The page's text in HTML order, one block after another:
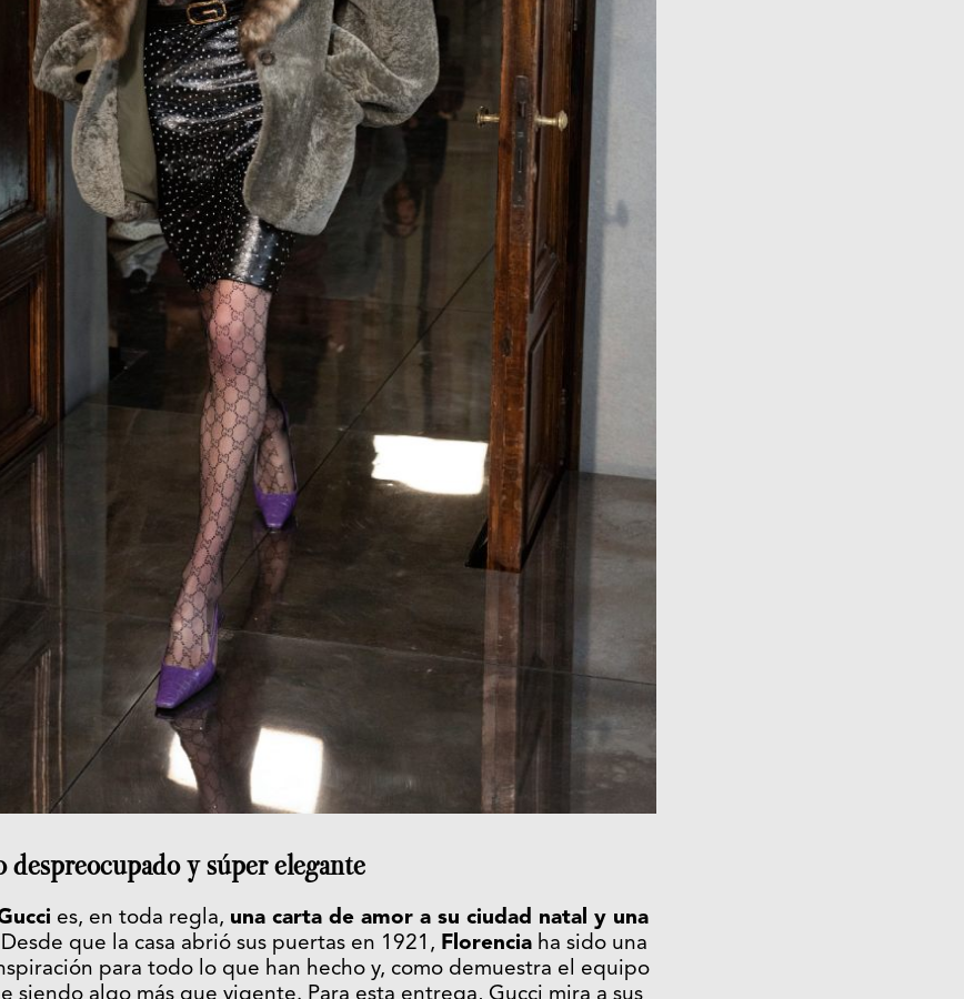
despreocupado y súper elegante
es, en toda regla, una carta de amor a su ciudad natal y una
Desde que la casa abrió sus puertas en 1921, Florencia ha sido una
para todo lo que han hecho y, como demuestra el equipo